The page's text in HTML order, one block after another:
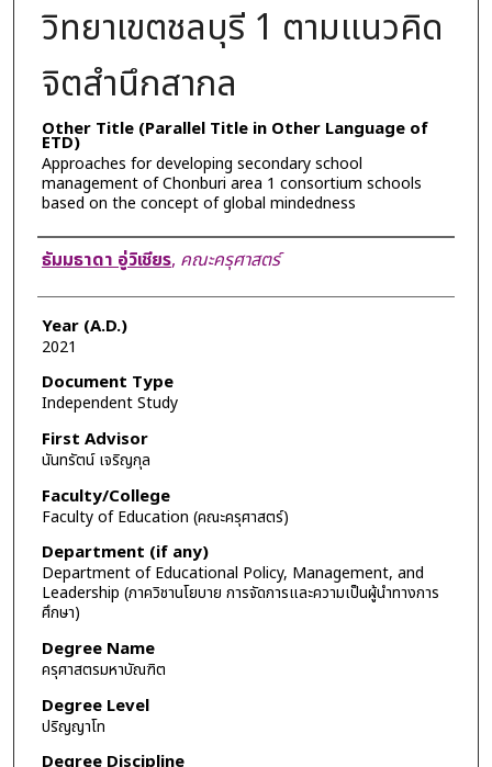
วิทยาเขตชลบุรี 1 ตามแนวคิด
จิตสำนึกสากล
Other Title (Parallel Title in Other Language of
ETD)
Approaches for developing secondary school
management of Chonburi area 1 consortium schools
based on the concept of global mindedness
Author
ธัมมธาดา อู่วิเชียร, คณะครุศาสตร์
Year (A.D.)
2021
Document Type
Independent Study
First Advisor
นันทรัตน์ เจริญกุล
Faculty/College
Faculty of Education (คณะครุศาสตร์)
Department (if any)
Department of Educational Policy, Management, and
Leadership (ภาควิชานโยบาย การจัดการและความเป็นผู้นำทางการ
ศึกษา)
Degree Name
ครุศาสตรมหาบัณฑิต
Degree Level
ปริญญาโท